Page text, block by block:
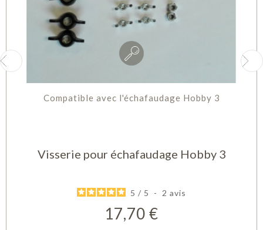
Compatible avec l'échafaudage Hobby 3
Visserie pour échafaudage Hobby 3
5 / 5 - 2 avis
Prix
17,70 €